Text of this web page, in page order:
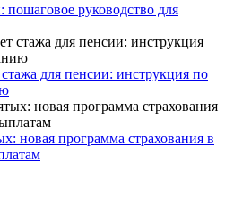
руководство для
стажа для пенсии: инструкция по
новая программа страхования в